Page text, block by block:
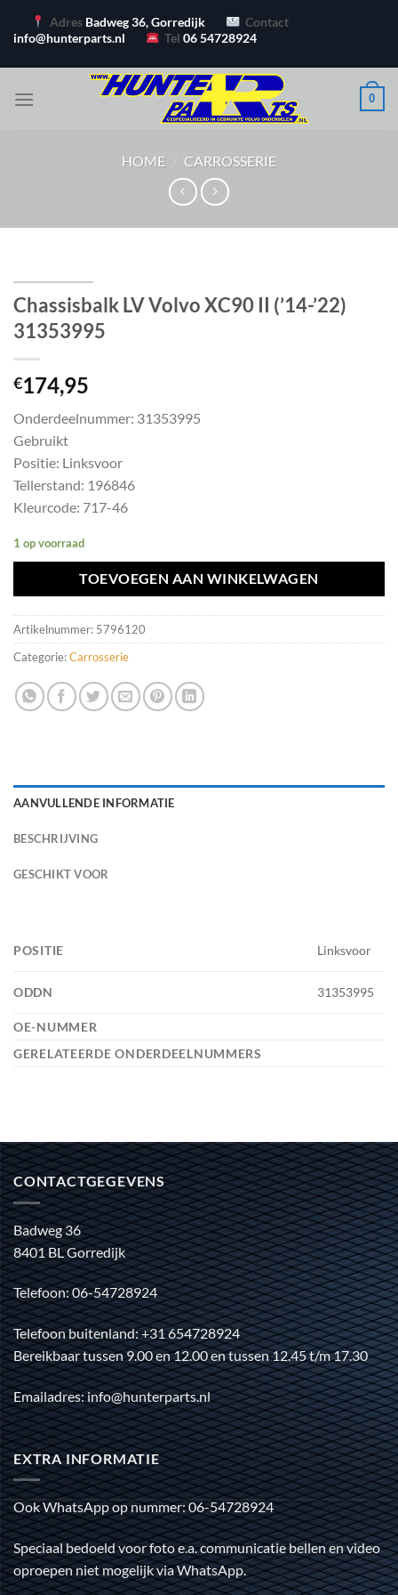
naar
Adres Badweg 36, Gorredijk
Contact
info@hunterparts.nl
Tel06 54728924
0
HOME / CARROSSERIE
Chassisbalk LV Volvo XC90 II (’14-’22)
31353995
€174,95
Onderdeelnummer: 31353995
Gebruikt
Positie: Linksvoor
Tellerstand: 196846
Kleurcode: 717-46
1 op voorraad
TOEVOEGEN AAN WINKELWAGEN
Artikelnummer: 5796120
Categorie:Carrosserie
AANVULLENDE INFORMATIE
BESCHRIJVING
GESCHIKT VOOR
POSITIE Linksvoor
ODDN 31353995
OE-NUMMER
GERELATEERDE ONDERDEELNUMMERS
CONTACTGEGEVENS
Badweg 36
8401 BL Gorredijk
Telefoon: 06-54728924
Telefoon buitenland: +31 654728924
Bereikbaar tussen 9.00 en 12.00 en tussen 12.45 t/m 17.30
Emailadres: info@hunterparts.nl
EXTRA INFORMATIE
Ook WhatsApp op nummer: 06-54728924
Speciaal bedoeld voor foto e.a. communicatie bellen en video
oproepen niet mogelijk via WhatsApp.